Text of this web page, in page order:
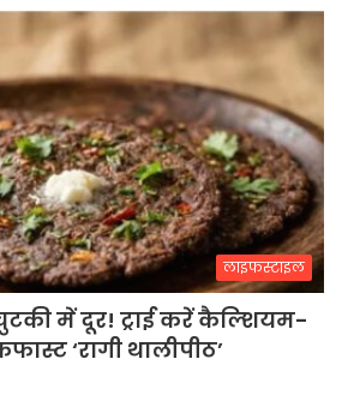
लाइफस्टाइल
में दूर! ट्राई करें कैल्शियम-
‘रागी थालीपीठ’